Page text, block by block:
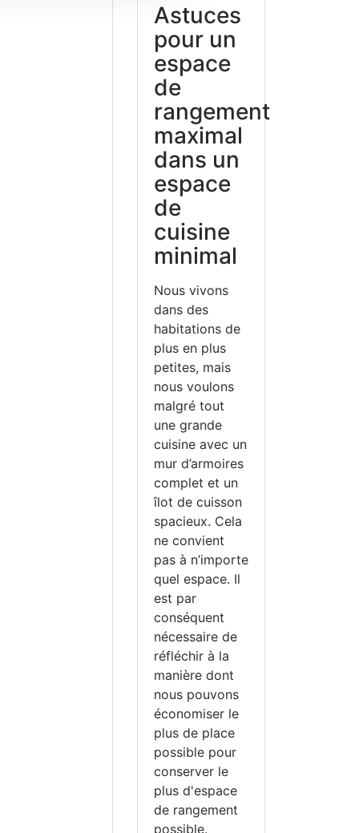
Astuces
pour un
espace
de
rangement
maximal
dans un
espace
de
cuisine
minimal
Nous vivons
dans des
habitations de
plus en plus
petites, mais
nous voulons
malgré tout
une grande
cuisine avec un
mur d’armoires
complet et un
îlot de cuisson
spacieux. Cela
ne convient
pas à n’importe
quel espace. Il
est par
conséquent
nécessaire de
réfléchir à la
manière dont
nous pouvons
économiser le
plus de place
possible pour
conserver le
plus d'espace
de rangement
possible.